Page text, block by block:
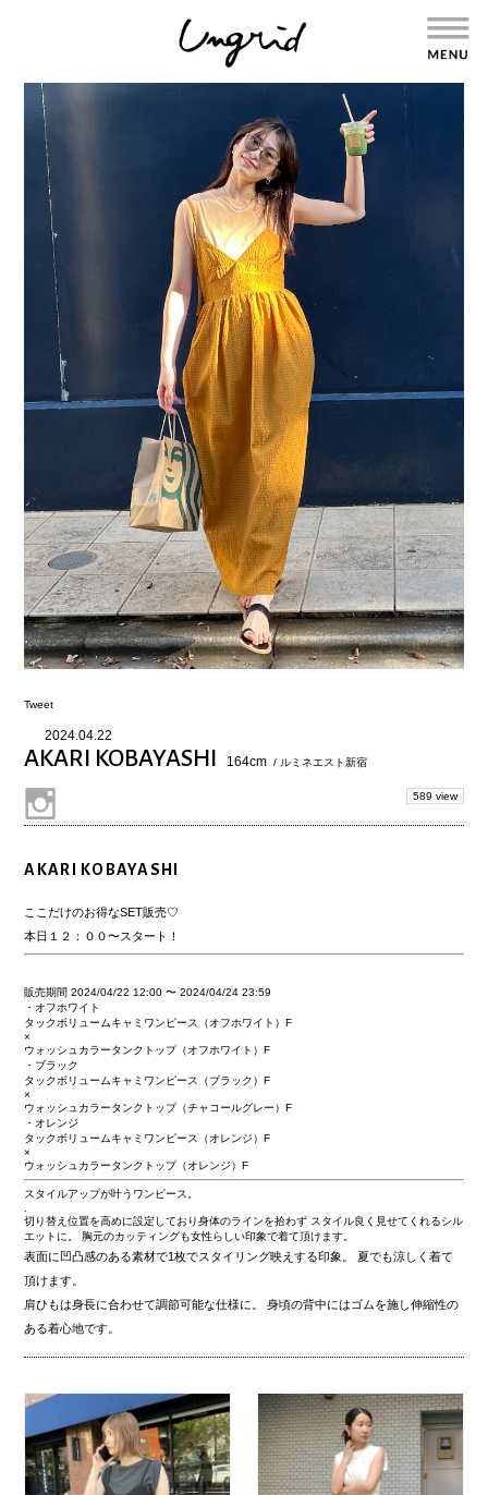
Tweet
2024.04.22
AKARI KOBAYASHI 164cm / ルミネエスト新宿
589 view
AKARI KOBAYASHI
ここだけのお得なSET販売♡
本日１２：００〜スタート！
販売期間 2024/04/22 12:00〜 2024/04/24 23:59
・オフホワイト
タックボリュームキャミワンピース（オフホワイト）F
×
ウォッシュカラータンクトップ（オフホワイト）F
・ブラック
タックボリュームキャミワンピース（ブラック）F
×
ウォッシュカラータンクトップ（チャコールグレー）F
・オレンジ
タックボリュームキャミワンピース（オレンジ）F
×
ウォッシュカラータンクトップ（オレンジ）F
スタイルアップが叶うワンピース。
切り替え位置を高めに設定しており身体のラインを拾わず スタイル良く見せてくれるシル
エットに。 胸元のカッティングも女性らしい印象で着て頂けます。
表面に凹凸感のある素材で1枚でスタイリング映えする印象。 夏でも涼しく着て
頂けます。
肩ひもは身長に合わせて調節可能な仕様に。 身頃の背中にはゴムを施し伸縮性の
ある着心地です。